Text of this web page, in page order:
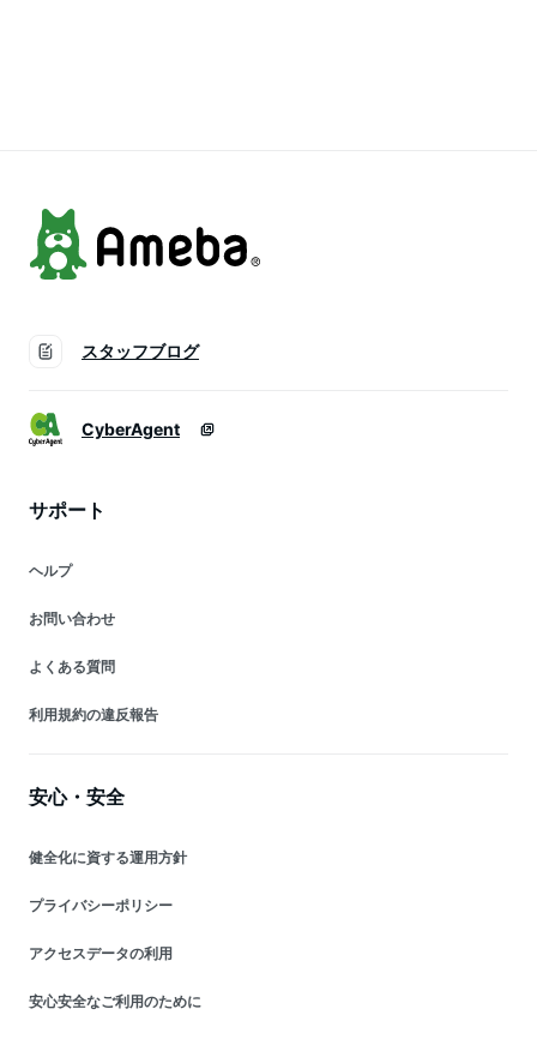
スタッフブログ
CyberAgent
サポート
ヘルプ
お問い合わせ
よくある質問
利用規約の違反報告
安心・安全
健全化に資する運用方針
プライバシーポリシー
アクセスデータの利用
安心安全なご利用のために